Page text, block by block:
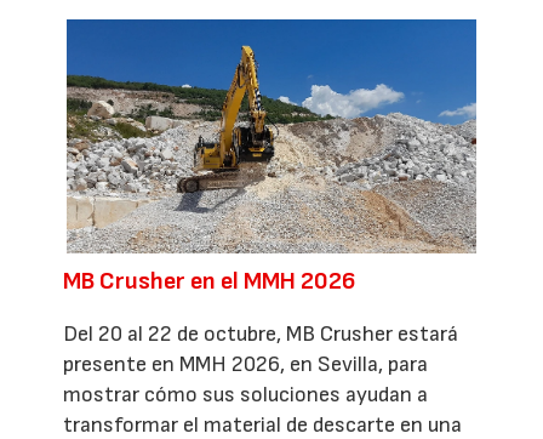
MB Crusher en el MMH 2026
Del 20 al 22 de octubre, MB Crusher estará
presente en MMH 2026, en Sevilla, para
mostrar cómo sus soluciones ayudan a
transformar el material de descarte en una